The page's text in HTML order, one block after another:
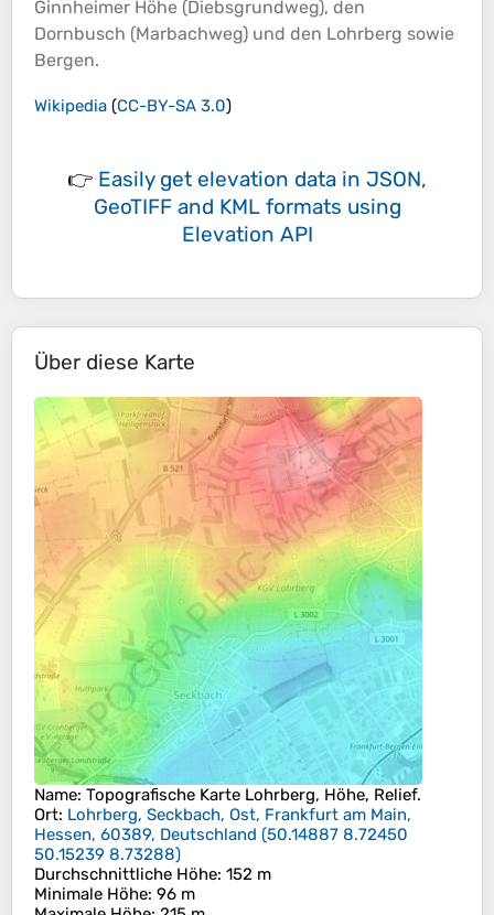
Ginnheimer Höhe (Diebsgrundweg), den
Dornbusch (Marbachweg) und den Lohrberg sowie
Bergen.
Wikipedia (CC-BY-SA 3.0)
👉 Easily get elevation data in JSON,
GeoTIFF and KML formats using
Elevation API
Über diese Karte
Name: Topografische Karte Lohrberg, Höhe, Relief.
Ort: Lohrberg, Seckbach, Ost, Frankfurt am Main,
Hessen, 60389, Deutschland (50.14887 8.72450
50.15239 8.73288)
Durchschnittliche Höhe: 152 m
Minimale Höhe: 96 m